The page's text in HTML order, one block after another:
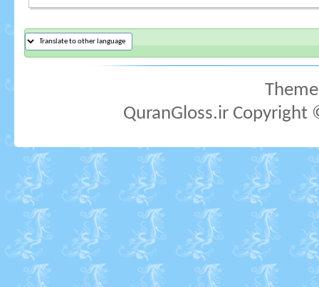
QuranGloss.ir Copyright